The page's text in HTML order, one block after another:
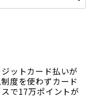
ットカード払いが
度を使わずカード
で17万ポイントが